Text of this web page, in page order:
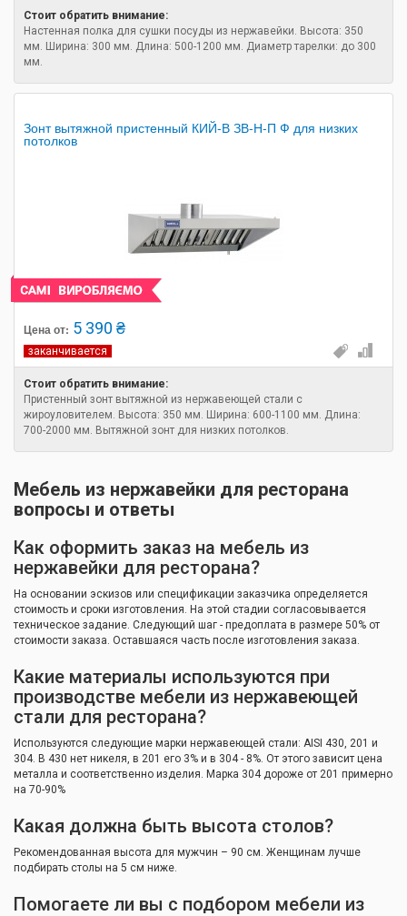
Стоит обратить внимание:
Настенная полка для сушки посуды из нержавейки. Высота: 350
мм. Ширина: 300 мм. Длина: 500-1200 мм. Диаметр тарелки: до 300
мм.
Зонт вытяжной пристенный КИЙ-В ЗВ-Н-П Ф для низких
потолков
Цена от: 5 390 ₴
заканчивается
Стоит обратить внимание:
Пристенный зонт вытяжной из нержавеющей стали с
жироуловителем. Высота: 350 мм. Ширина: 600-1100 мм. Длина:
700-2000 мм. Вытяжной зонт для низких потолков.
Мебель из нержавейки для ресторана
вопросы и ответы
Как оформить заказ на мебель из
нержавейки для ресторана?
На основании эскизов или спецификации заказчика определяется
стоимость и сроки изготовления. На этой стадии согласовывается
техническое задание. Следующий шаг - предоплата в размере 50% от
стоимости заказа. Оставшаяся часть после изготовления заказа.
Какие материалы используются при
производстве мебели из нержавеющей
стали для ресторана?
Используются следующие марки нержавеющей стали: AISI 430, 201 и
304. В 430 нет никеля, в 201 его 3% и в 304 - 8%. От этого зависит цена
металла и соответственно изделия. Марка 304 дороже от 201 примерно
на 70-90%
Какая должна быть высота столов?
Рекомендованная высота для мужчин – 90 см. Женщинам лучше
подбирать столы на 5 см ниже.
Помогаете ли вы с подбором мебели из